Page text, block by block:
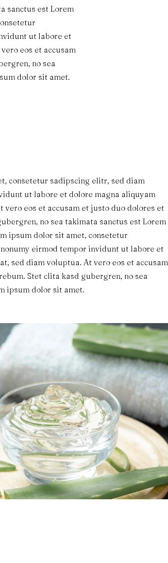
sanctus est Lorem
ut labore et
eos et accusam
no sea
dolor sit amet.
consetetur sadipscing elitr, sed diam
ut labore et dolore magna aliquyam
vero eos et accusam et justo duo dolores et
no sea takimata sanctus est Lorem
ipsum dolor sit amet, consetetur
eirmod tempor invidunt ut labore et
sed diam voluptua. At vero eos et accusam
Stet clita kasd gubergren, no sea
ipsum dolor sit amet.